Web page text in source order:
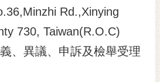
Rd.,Xinying
730, Taiwan(R.O.C)
、異議、申訴及檢舉受理